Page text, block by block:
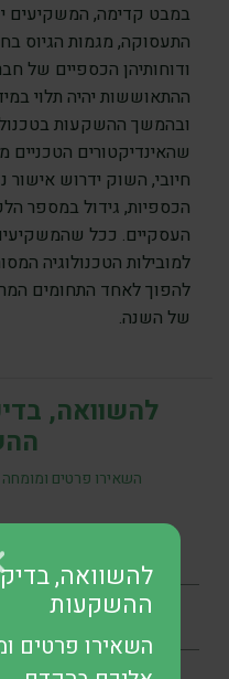
במבט קדימה, המשקיעים
התעסוקה, מגמות הגיוס
ודוחותיהן הכספיים של
ההתאוששות יהיה תלוי
ובהמשך ההשקעות
שהאינדיקטורים
חיובי, השוק ידרוש
הכספיות, גידול במספר
העסקיים. ככל
למובילות הטכנולוגיה
להפוך לאחד התחומים
של השנה.
להשוואה,
השאירו פרטים
להשוואה,
ההשקעות
השאירו פרטים